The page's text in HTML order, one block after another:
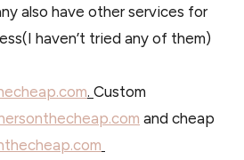
also have other services for
haven’t tried any of them)
. Custom
and cheap